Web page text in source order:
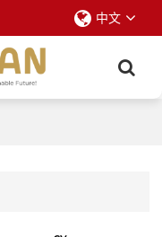
中文